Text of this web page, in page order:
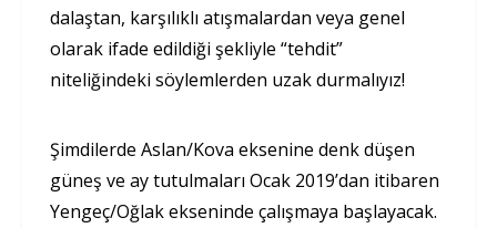
dalaştan, karşılıklı atışmalardan veya genel
olarak ifade edildiği şekliyle “tehdit”
niteliğindeki söylemlerden uzak durmalıyız!
Şimdilerde Aslan/Kova eksenine denk düşen
güneş ve ay tutulmaları Ocak 2019’dan itibaren
Yengeç/Oğlak ekseninde çalışmaya başlayacak.